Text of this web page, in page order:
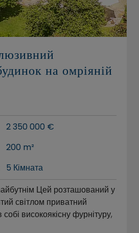
на омріяній
2 350 000 €
200 m²
5 Кімната
Цей розташований у
світлом приватний
високоякісну фурнітуру,